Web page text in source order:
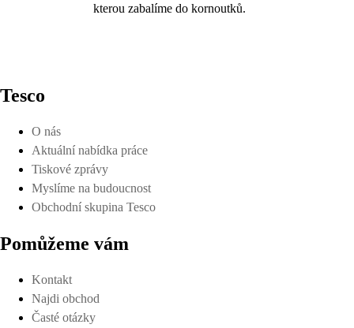
kterou zabalíme do kornoutků.
Tesco
O nás
Aktuální nabídka práce
Tiskové zprávy
Myslíme na budoucnost
Obchodní skupina Tesco
Pomůžeme vám
Kontakt
Najdi obchod
Časté otázky